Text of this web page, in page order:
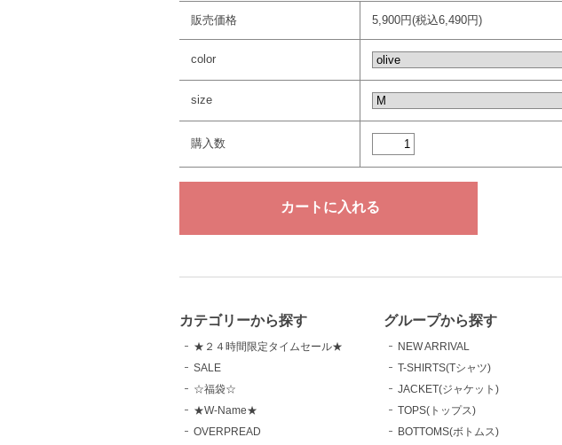
販売価格 5,900円(税込6,490円)
color
size
購入数
カテゴリーから探す
★２４時間限定タイムセール★
SALE
☆福袋☆
★W-Name★
OVERPREAD
グループから探す
NEW ARRIVAL
T-SHIRTS(Tシャツ)
JACKET(ジャケット)
TOPS(トップス)
BOTTOMS(ボトムス)